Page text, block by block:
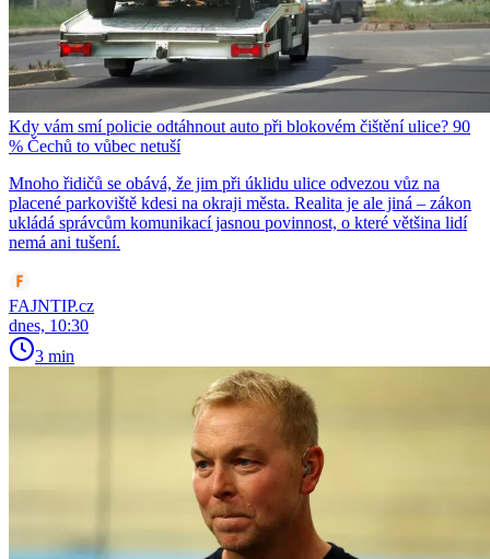
Kdy vám smí policie odtáhnout auto při blokovém čištění ulice? 90
% Čechů to vůbec netuší
Mnoho řidičů se obává, že jim při úklidu ulice odvezou vůz na
placené parkoviště kdesi na okraji města. Realita je ale jiná – zákon
ukládá správcům komunikací jasnou povinnost, o které většina lidí
nemá ani tušení.
FAJNTIP.cz
dnes, 10:30
3 min